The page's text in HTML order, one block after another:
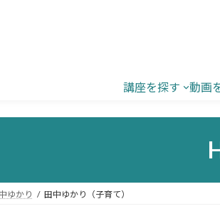
講座を探す 動画
ゆかり 田中ゆかり（子育て）